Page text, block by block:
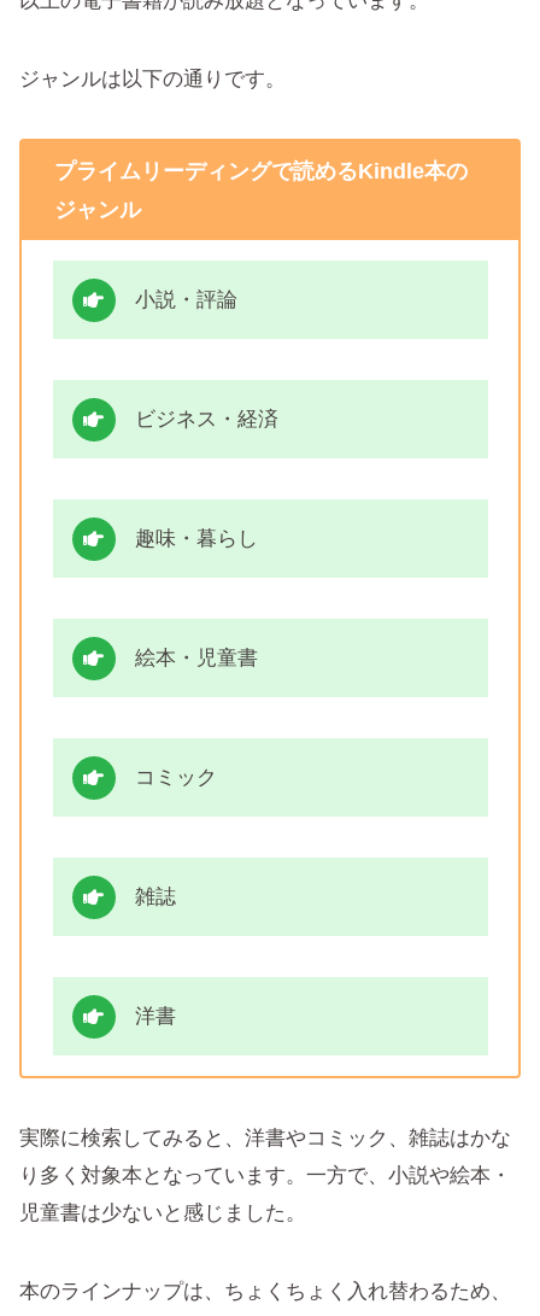
ジャンルは以下の通りです。
プライムリーディングで読めるKindle本の
ジャンル
小説・評論
ビジネス・経済
趣味・暮らし
絵本・児童書
コミック
雑誌
洋書
実際に検索してみると、洋書やコミック、雑誌はかな
り多く対象本となっています。一方で、小説や絵本・
児童書は少ないと感じました。
本のラインナップは、ちょくちょく入れ替わるため、